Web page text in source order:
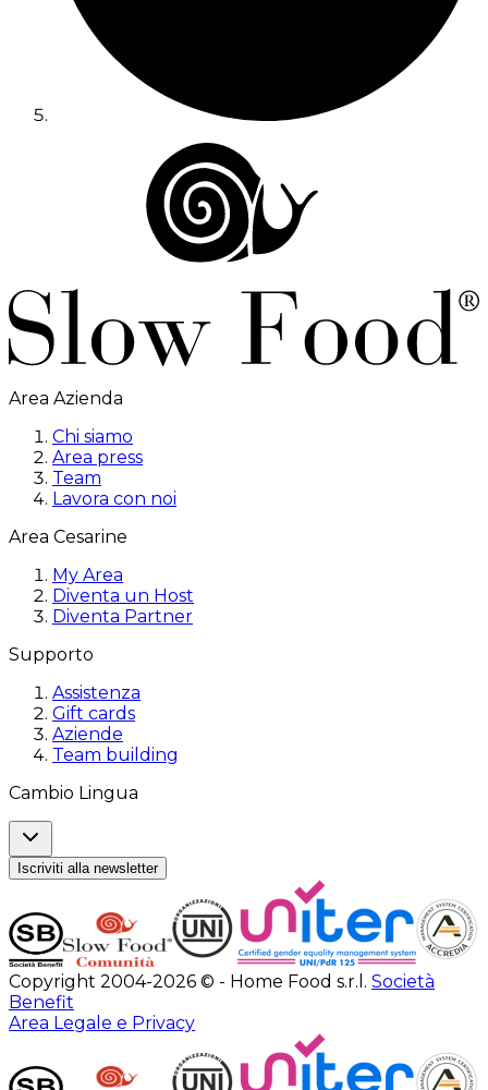
Area Azienda
Chi siamo
Area press
Team
Lavora con noi
Area Cesarine
My Area
Diventa un Host
Diventa Partner
Supporto
Assistenza
Gift cards
Aziende
Team building
Cambio Lingua
Iscriviti alla newsletter
Copyright 2004-2026 © - Home Food s.r.l. Società
Benefit
Area Legale e Privacy